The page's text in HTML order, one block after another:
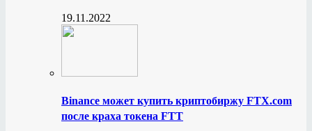
19.11.2022
Binance может купить криптобиржу FTX.com
после краха токена FTT